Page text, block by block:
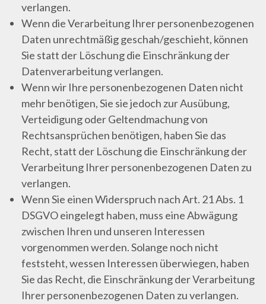
verlangen.
Wenn die Verarbeitung Ihrer personenbezogenen
Daten unrechtmäßig geschah/geschieht, können
Sie statt der Löschung die Einschränkung der
Datenverarbeitung verlangen.
Wenn wir Ihre personenbezogenen Daten nicht
mehr benötigen, Sie sie jedoch zur Ausübung,
Verteidigung oder Geltendmachung von
Rechtsansprüchen benötigen, haben Sie das
Recht, statt der Löschung die Einschränkung der
Verarbeitung Ihrer personenbezogenen Daten zu
verlangen.
Wenn Sie einen Widerspruch nach Art. 21 Abs. 1
DSGVO eingelegt haben, muss eine Abwägung
zwischen Ihren und unseren Interessen
vorgenommen werden. Solange noch nicht
feststeht, wessen Interessen überwiegen, haben
Sie das Recht, die Einschränkung der Verarbeitung
Ihrer personenbezogenen Daten zu verlangen.